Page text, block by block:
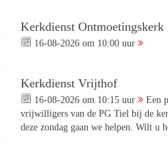
Kerkdienst Ontmoetingskerk
16-08-2026 om 10:00 uur
Kerkdienst Vrijthof
16-08-2026 om 10:15 uur
Een
vrijwilligers van de PG Tiel bij de
deze zondag gaan we helpen. Wilt u